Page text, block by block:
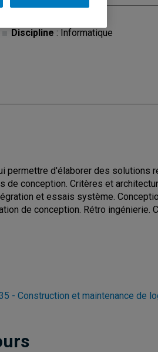
Discipline : Informatique
permettre d'élaborer des solutions
conception. Critères et
et essais système.
de conception. Rétro ingénierie.
- Construction et maintenance de